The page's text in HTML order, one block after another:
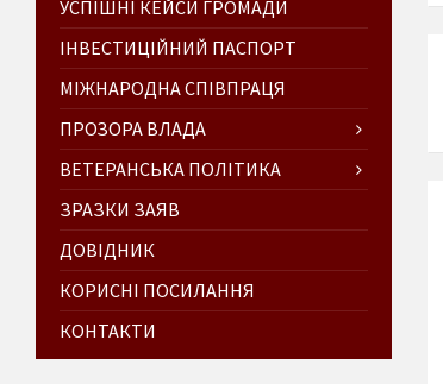
УСПІШНІ КЕЙСИ ГРОМАДИ
ІНВЕСТИЦІЙНИЙ ПАСПОРТ
МІЖНАРОДНА СПІВПРАЦЯ
ПРОЗОРА ВЛАДА
ВЕТЕРАНСЬКА ПОЛІТИКА
ЗРАЗКИ ЗАЯВ
ДОВІДНИК
КОРИСНІ ПОСИЛАННЯ
КОНТАКТИ